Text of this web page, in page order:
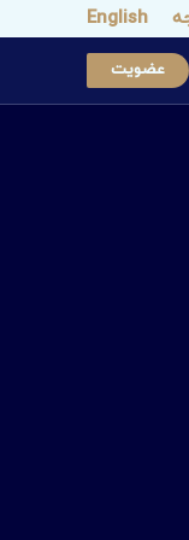
English
عضویت